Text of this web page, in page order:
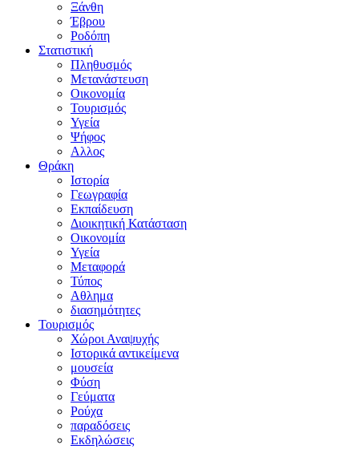
Ξάνθη
Έβρου
Ροδόπη
Στατιστική
Πληθυσμός
Μετανάστευση
Οικονομία
Τουρισμός
Υγεία
Ψήφος
Αλλος
Θράκη
Ιστορία
Γεωγραφία
Εκπαίδευση
Διοικητική Κατάσταση
Οικονομία
Υγεία
Μεταφορά
Τύπος
Αθλημα
διασημότητες
Τουρισμός
Χώροι Αναψυχής
Ιστορικά αντικείμενα
μουσεία
Φύση
Γεύματα
Ρούχα
παραδόσεις
Εκδηλώσεις